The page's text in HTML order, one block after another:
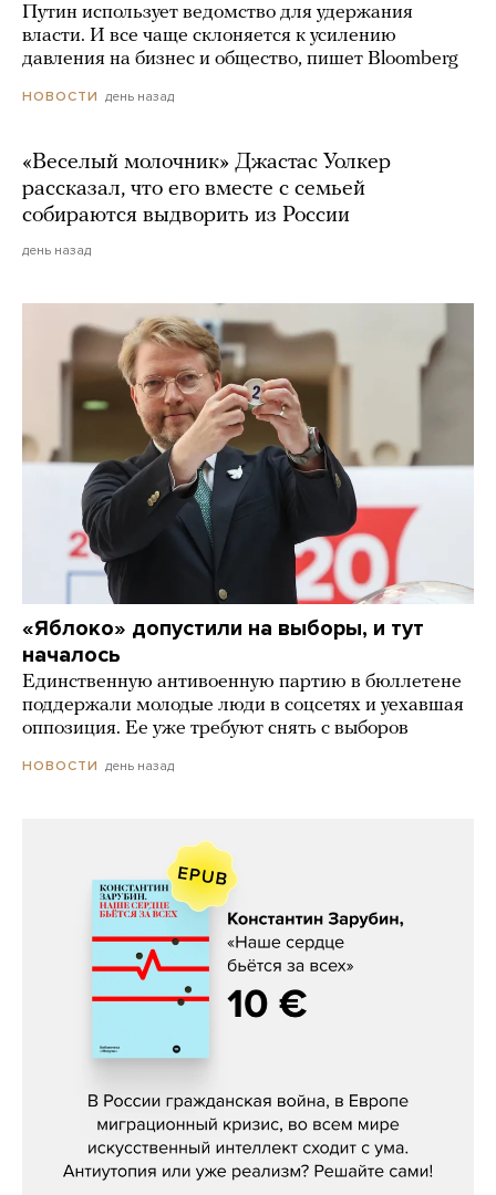
Путин использует ведомство для удержания
власти. И все чаще склоняется к усилению
давления на бизнес и общество, пишет Bloomberg
НОВОСТИ день назад
«Веселый молочник» Джастас Уолкер
рассказал, что его вместе с семьей
собираются выдворить из России
день назад
«Яблоко» допустили на выборы, и тут
началось
Единственную антивоенную партию в бюллетене
поддержали молодые люди в соцсетях и уехавшая
оппозиция. Ее уже требуют снять с выборов
НОВОСТИ день назад
Константин Зарубин, «Наше сердце